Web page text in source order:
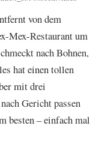
von dem
Mex-Restaurant um
nach Bohnen,
hat einen tollen
mit drei
Gericht passen
besten – einfach mal